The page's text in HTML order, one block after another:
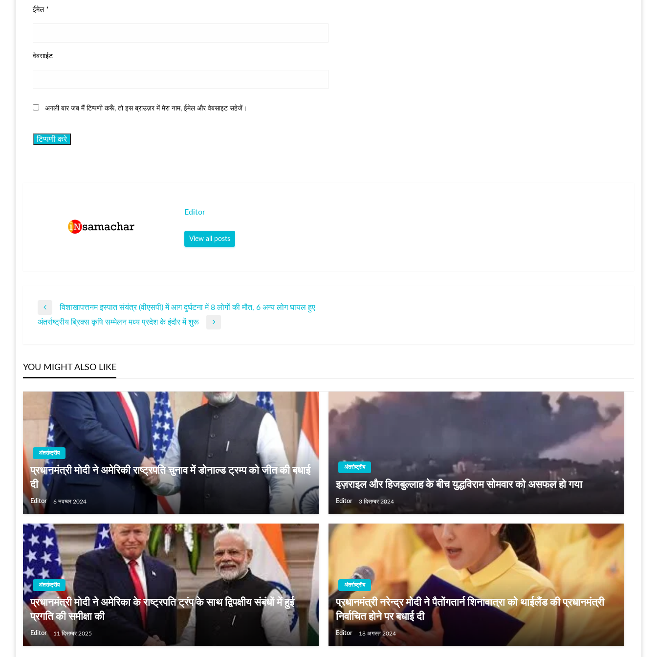
ईमेल *
वेबसाईट
अगली बार जब मैं टिप्पणी करूँ, तो इस ब्राउज़र में मेरा नाम, ईमेल और वेबसाइट सहेजें।
Editor
View all posts
पोस्ट
Previous
Post
विशाखापत्तनम इस्‍पात संयंत्र (वीएसपी) में आग दुर्घटना में 8 लोगों की मौत, 6 अन्य लोग घायल हुए
Next
अंतर्राष्‍ट्रीय ब्रिक्‍स कृषि सम्‍मेलन मध्य प्रदेश के इंदौर में शुरू
YOU MIGHT ALSO LIKE
अंतर्राष्ट्रीय
प्रधानमंत्री मोदी ने अमेरिकी राष्ट्रपति चुनाव में डोनाल्ड ट्रम्प को जीत की बधाई
दी
Editor 6 नवम्बर 2024
अंतर्राष्ट्रीय
इज़राइल और हिजबुल्लाह के बीच युद्धविराम सोमवार को असफल हो गया
Editor 3 दिसम्बर 2024
अंतर्राष्ट्रीय
प्रधानमंत्री मोदी ने अमेरिका के राष्ट्रपति ट्रंप के साथ द्विपक्षीय संबंधों में हुई
प्रगति की समीक्षा की
Editor 11 दिसम्बर 2025
अंतर्राष्ट्रीय
प्रधानमंत्री नरेन्द्र मोदी ने पैतोंगतार्न शिनावात्रा को थाईलैंड की प्रधानमंत्री
निर्वाचित होने पर बधाई दी
Editor 18 अगस्त 2024